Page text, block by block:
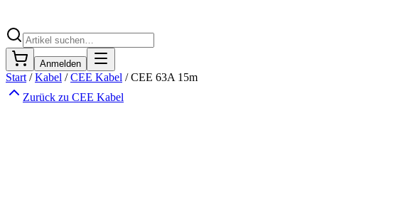
Anmelden
Start /Kabel /CEE Kabel /CEE 63A 15m
Zurück zu CEE Kabel